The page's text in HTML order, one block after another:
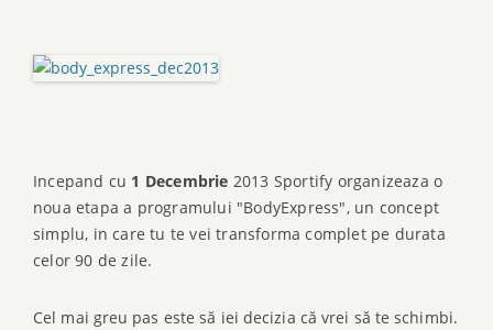
Incepand cu 1 Decembrie 2013 Sportify organizeaza o
noua etapa a programului "BodyExpress", un concept
simplu, in care tu te vei transforma complet pe durata
celor 90 de zile.
Cel mai greu pas este să iei decizia că vrei să te schimbi.